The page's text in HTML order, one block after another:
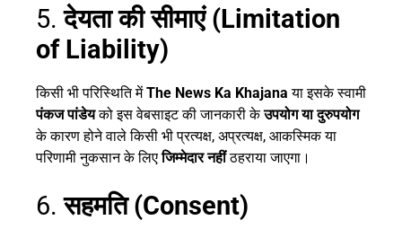
5.देयता की सीमाएं (Limitation
of Liability)
किसी भी परिस्थिति मेंThe News Ka Khajana या इसके स्वामी
पंकज पांडेयको इस वेबसाइट की जानकारी केउपयोग या दुरुपयोग
के कारण होने वाले किसी भी प्रत्यक्ष, अप्रत्यक्ष, आकस्मिक या
परिणामी नुकसान के लिएजिम्मेदार नहींठहराया जाएगा।
6.सहमति (Consent)